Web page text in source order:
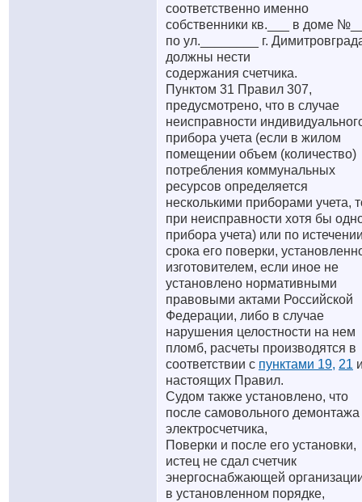
соответственно именно
собственники кв.___ в доме
по ул.________ г.
должны нести
содержания счетчика.
Пунктом 31 Правил 307,
предусмотрено, что в случае
неисправности
прибора учета (если в жилом
помещении объем (количество)
потребления коммунальных
ресурсов определяется
несколькими приборами учета,
при неисправности хотя бы
прибора учета) или по
срока его поверки,
изготовителем, если иное не
установлено нормативными
правовыми актами Российской
Федерации, либо в случае
нарушения целостности на нем
пломб, расчеты производятся в
соответствии с пунктами 19, 21
настоящих Правил.
Судом также установлено, что
после самовольного демонтажа
электросчетчика,
Поверки и после его установки,
истец не сдал счетчик
энергоснабжающей
в установленном порядке,